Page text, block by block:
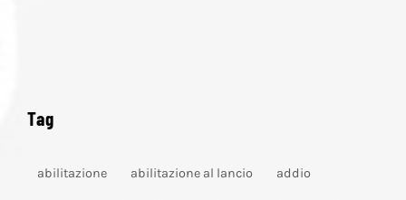
Tag
abilitazione abilitazione al lancio addio